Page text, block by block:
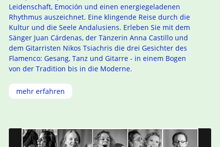
Leidenschaft, Emoción und einen energiegeladenen
Rhythmus auszeichnet. Eine klingende Reise durch die
Kultur und die Seele Andalusiens. Erleben Sie mit dem
Sänger Juan Cárdenas, der Tänzerin Anna Castillo und
dem Gitarristen Nikos Tsiachris die drei Gesichter des
Flamenco: Gesang, Tanz und Gitarre - in einem Bogen
von der Tradition bis in die Moderne.
mehr erfahren